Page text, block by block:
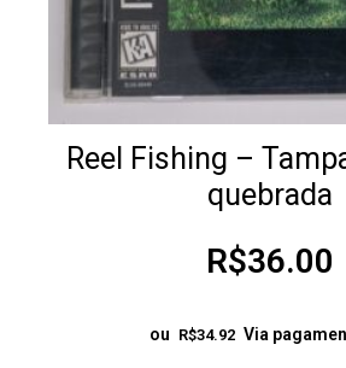
Reel Fishing –
quebrada
R$36.00
ou R$34.92 Via